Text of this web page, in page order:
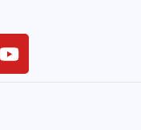
Y
o
u